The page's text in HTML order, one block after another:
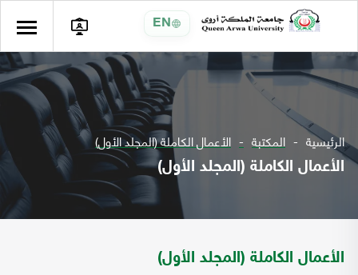
EN
الرئيسية المكتبة الأعمال الكاملة (المجلد الأول)
الأعمال الكاملة (المجلد الأول)
الأعمال الكاملة (المجلد الأول)